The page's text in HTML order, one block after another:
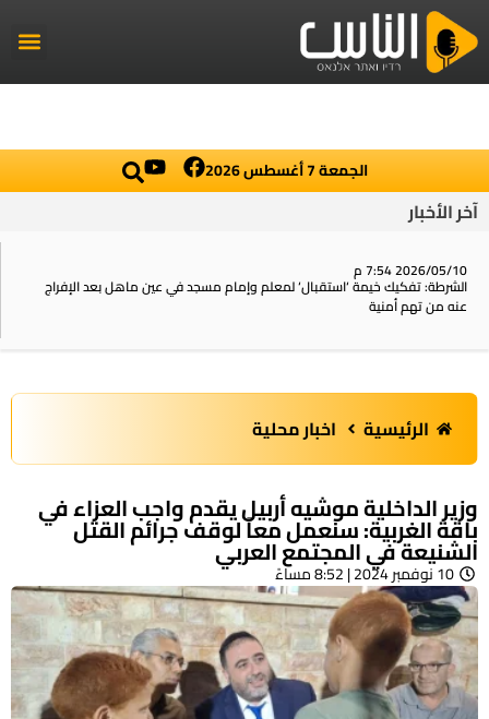
الجمعة 7 أغسطس 2026
آخر الأخبار
2026/05/10 7:54 م
الشرطة: تفكيك خيمة ‘استقبال‘ لمعلم وإمام مسجد في عين ماهل بعد الإفراج
عنه من تهم أمنية
الرئيسية اخبار محلية
وزير الداخلية موشيه أربيل يقدم واجب العزاء في
باقة الغربية: سنعمل معاً لوقف جرائم القتل
الشنيعة في المجتمع العربي
10 نوفمبر 2024 | 8:52 مساءً